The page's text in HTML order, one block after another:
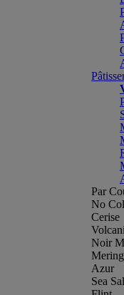
Par
No
Cerise
Noir
Azur
Sea